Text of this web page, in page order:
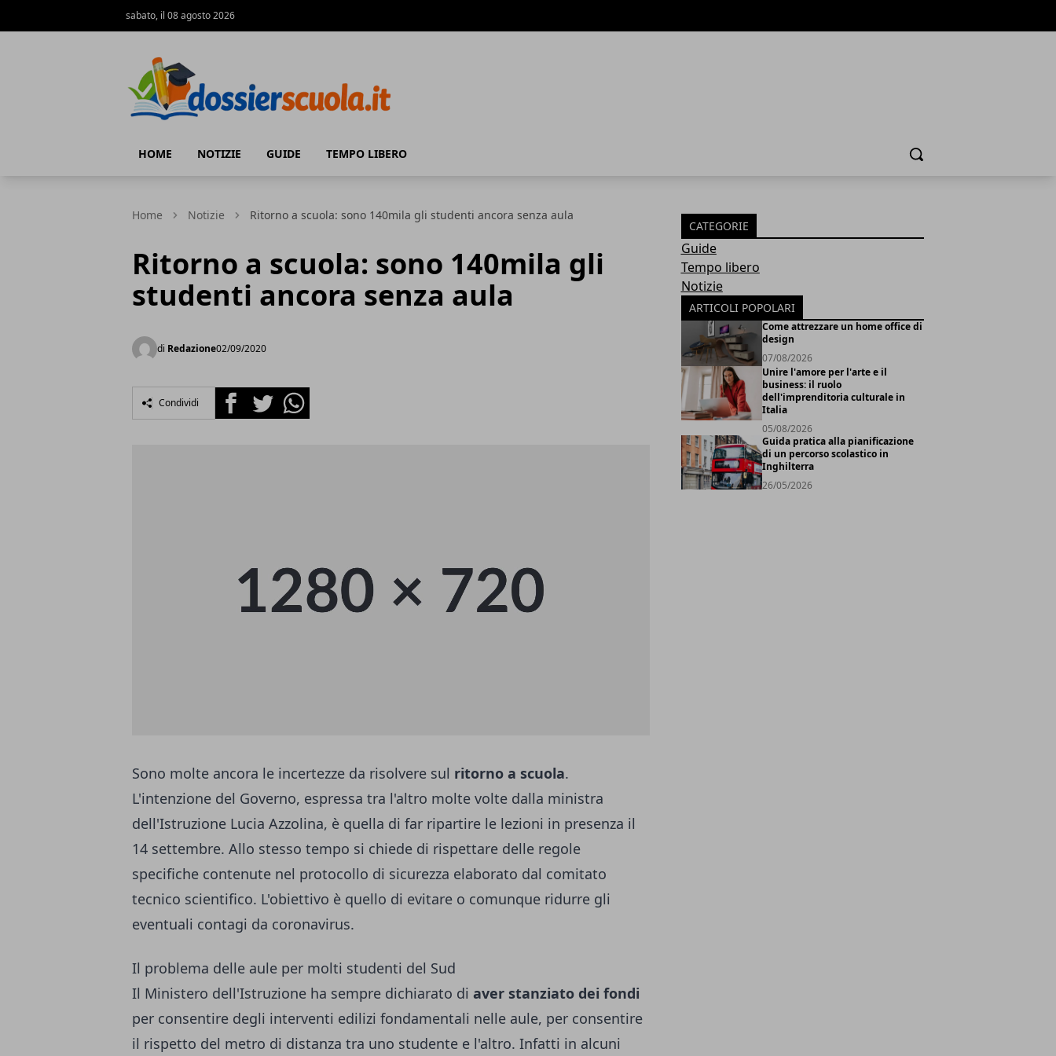
sabato, il 08 agosto 2026
HOME NOTIZIE GUIDE TEMPO LIBERO Cerca
Home Notizie Ritorno a scuola: sono 140mila gli studenti ancora senza aula
Ritorno a scuola: sono 140mila gli
studenti ancora senza aula
di Redazione02/09/2020
Condividi FacebookTwitterWhatsapp
Sono molte ancora le incertezze da risolvere sul ritorno a scuola.
L'intenzione del Governo, espressa tra l'altro molte volte dalla ministra
dell'Istruzione Lucia Azzolina, è quella di far ripartire le lezioni in presenza il
14 settembre. Allo stesso tempo si chiede di rispettare delle regole
specifiche contenute nel protocollo di sicurezza elaborato dal comitato
tecnico scientifico. L'obiettivo è quello di evitare o comunque ridurre gli
eventuali contagi da coronavirus.
Il problema delle aule per molti studenti del Sud
Il Ministero dell'Istruzione ha sempre dichiarato di aver stanziato dei fondi
per consentire degli interventi edilizi fondamentali nelle aule, per consentire
il rispetto del metro di distanza tra uno studente e l'altro. Infatti in alcuni
CATEGORIE
Guide
Tempo libero
Notizie
ARTICOLI POPOLARI
Come attrezzare un home office di
design
07/08/2026
Unire l'amore per l'arte e il
business: il ruolo
dell'imprenditoria culturale in
Italia
05/08/2026
Guida pratica alla pianificazione
di un percorso scolastico in
Inghilterra
26/05/2026